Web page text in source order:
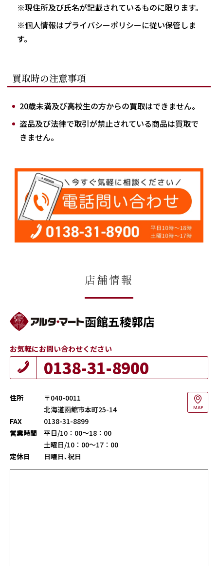
※現住所及び氏名が記載されているものに限ります。
※個人情報はプライバシーポリシーに従い保管しま
す。
買取時の注意事項
20歳未満及び高校生の方からの買取はできません。
盗品及び法律で取引が禁止されている商品は買取で
きません。
店舗情報
函館五稜郭店
お気軽にお問い合わせください
0138-31-8900
住所
〒040-0011
北海道函館市本町25-14
MAP
FAX
0138-31-8899
営業時間
平日/10：00～18：00
土曜日/10：00～17：00
定休日
日曜日､祝日